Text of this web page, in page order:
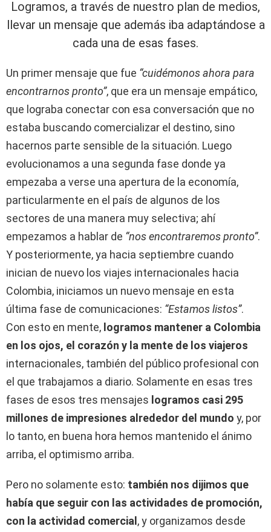
Logramos, a través de nuestro plan de medios,
llevar un mensaje que además iba adaptándose a
cada una de esas fases.
Un primer mensaje que fue “cuidémonos ahora para
encontrarnos pronto”, que era un mensaje empático,
que lograba conectar con esa conversación que no
estaba buscando comercializar el destino, sino
hacernos parte sensible de la situación. Luego
evolucionamos a una segunda fase donde ya
empezaba a verse una apertura de la economía,
particularmente en el país de algunos de los
sectores de una manera muy selectiva; ahí
empezamos a hablar de “nos encontraremos pronto”.
Y posteriormente, ya hacia septiembre cuando
inician de nuevo los viajes internacionales hacia
Colombia, iniciamos un nuevo mensaje en esta
última fase de comunicaciones: “Estamos listos”.
Con esto en mente, logramos mantener a Colombia
en los ojos, el corazón y la mente de los viajeros
internacionales, también del público profesional con
el que trabajamos a diario. Solamente en esas tres
fases de esos tres mensajes logramos casi 295
millones de impresiones alrededor del mundo y, por
lo tanto, en buena hora hemos mantenido el ánimo
arriba, el optimismo arriba.
Pero no solamente esto: también nos dijimos que
había que seguir con las actividades de promoción,
con la actividad comercial , y organizamos desde